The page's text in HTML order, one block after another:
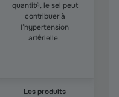
quantité, le sel peut
contribuer à
l’hypertension
artérielle.
Les produits